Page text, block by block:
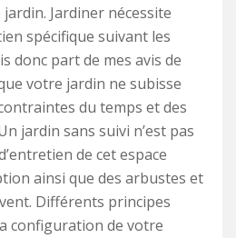
Jardiner nécessite
spécifique suivant les
donc part de mes avis de
votre jardin ne subisse
du temps et des
jardin sans suivi n’est pas
de cet espace
ainsi que des arbustes et
Différents principes
configuration de votre